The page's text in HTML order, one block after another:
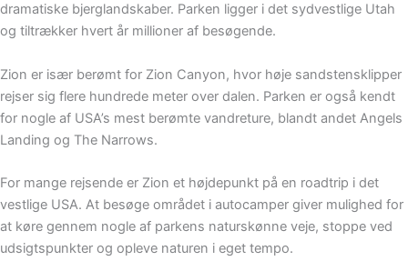
dramatiske bjerglandskaber. Parken ligger i det sydvestlige Utah
og tiltrækker hvert år millioner af besøgende.
Zion er især berømt for Zion Canyon, hvor høje sandstensklipper
rejser sig flere hundrede meter over dalen. Parken er også kendt
for nogle af USA’s mest berømte vandreture, blandt andet Angels
Landing og The Narrows.
For mange rejsende er Zion et højdepunkt på en roadtrip i det
vestlige USA. At besøge området i autocamper giver mulighed for
at køre gennem nogle af parkens naturskønne veje, stoppe ved
udsigtspunkter og opleve naturen i eget tempo.